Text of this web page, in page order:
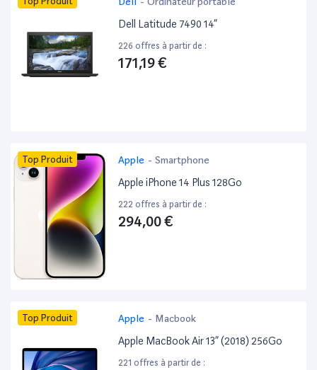
Dell Latitude 7490 14”
226 offres à partir de :
171,19 €
Top Produit Apple - Smartphone
Apple iPhone 14 Plus 128Go
222 offres à partir de :
294,00 €
Top Produit Apple - Macbook
Apple MacBook Air 13” (2018) 256Go
221 offres à partir de :